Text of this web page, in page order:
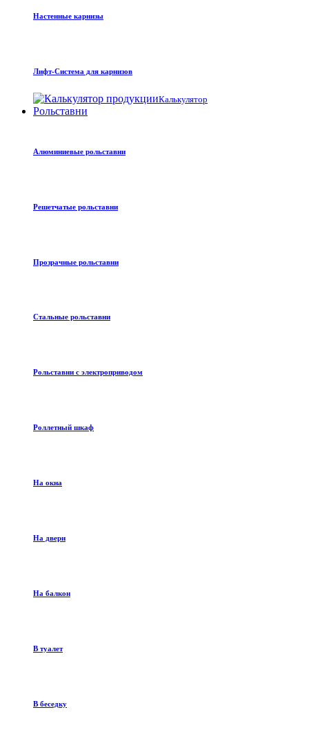
Настенные карнизы
Лифт-Система для карнизов
Калькулятор
Рольставни
Алюминиевые рольставни
Решетчатые рольставни
Прозрачные рольставни
Стальные рольставни
Рольставни с электроприводом
Роллетный шкаф
На окна
На двери
На балкон
В туалет
В беседку